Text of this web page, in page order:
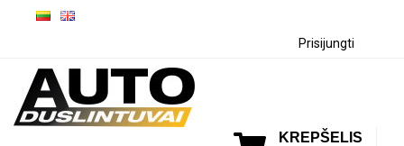
Prisijungti
KREPŠELIS